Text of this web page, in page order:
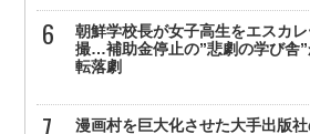
朝鮮学校長が女子高生をエスカ
撮…補助金停止の”悲劇の学び舎
転落劇
漫画村を巨大化させた大手出版社